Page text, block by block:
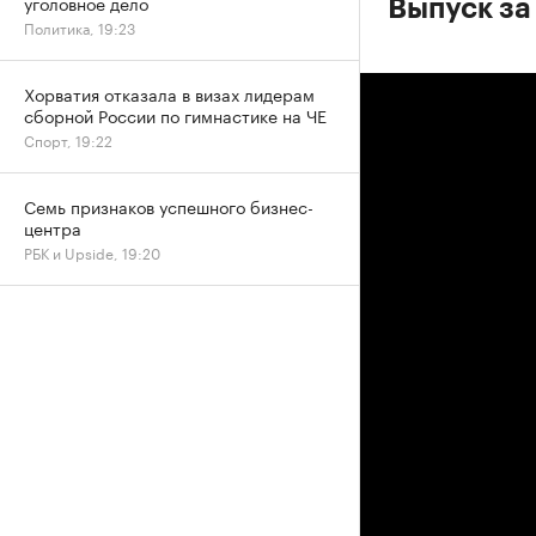
Выпуск
Политика, 19:23
Хорватия отказала в визах лидерам
сборной России по гимнастике на ЧЕ
Спорт, 19:22
Семь признаков успешного бизнес-
центра
РБК и Upside, 19:20